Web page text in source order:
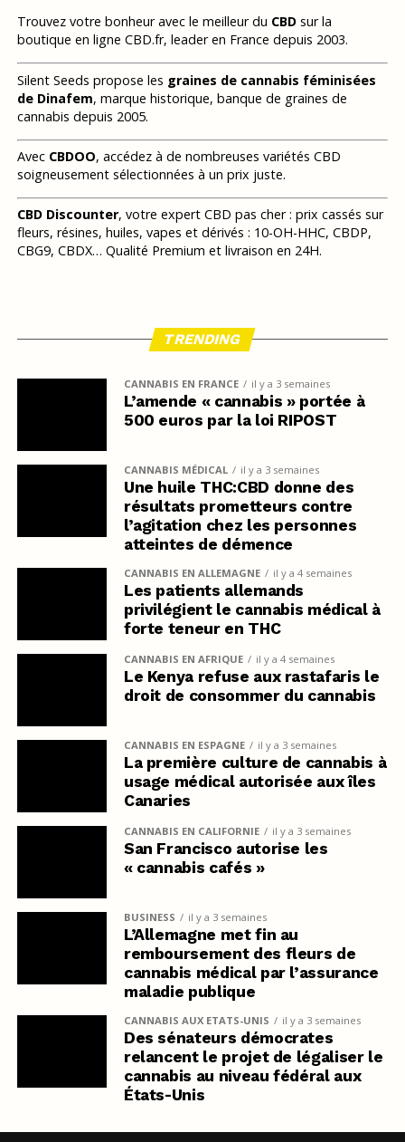
Trouvez votre bonheur avec le meilleur du CBDsur la
boutique en ligne CBD.fr, leader en France depuis 2003.
Silent Seeds propose les graines de cannabis féminisées
de Dinafem, marque historique, banque de graines de
cannabis depuis 2005.
Avec CBDOO, accédez à de nombreuses variétés CBD
soigneusement sélectionnées à un prix juste.
CBD Discounter, votre expert CBD pas cher : prix cassés sur
fleurs, résines, huiles, vapes et dérivés : 10-OH-HHC, CBDP,
CBG9, CBDX… Qualité Premium et livraison en 24H.
TRENDING
CANNABIS EN FRANCE il y a 3 semaines
L’amende « cannabis » portée à
500 euros par la loi RIPOST
CANNABIS MÉDICAL il y a 3 semaines
Une huile THC:CBD donne des
résultats prometteurs contre
l’agitation chez les personnes
atteintes de démence
CANNABIS EN ALLEMAGNE il y a 4 semaines
Les patients allemands
privilégient le cannabis médical à
forte teneur en THC
CANNABIS EN AFRIQUE il y a 4 semaines
Le Kenya refuse aux rastafaris le
droit de consommer du cannabis
CANNABIS EN ESPAGNE il y a 3 semaines
La première culture de cannabis à
usage médical autorisée aux îles
Canaries
CANNABIS EN CALIFORNIE il y a 3 semaines
San Francisco autorise les
« cannabis cafés »
BUSINESS il y a 3 semaines
L’Allemagne met fin au
remboursement des fleurs de
cannabis médical par l’assurance
maladie publique
CANNABIS AUX ETATS-UNIS il y a 3 semaines
Des sénateurs démocrates
relancent le projet de légaliser le
cannabis au niveau fédéral aux
États-Unis